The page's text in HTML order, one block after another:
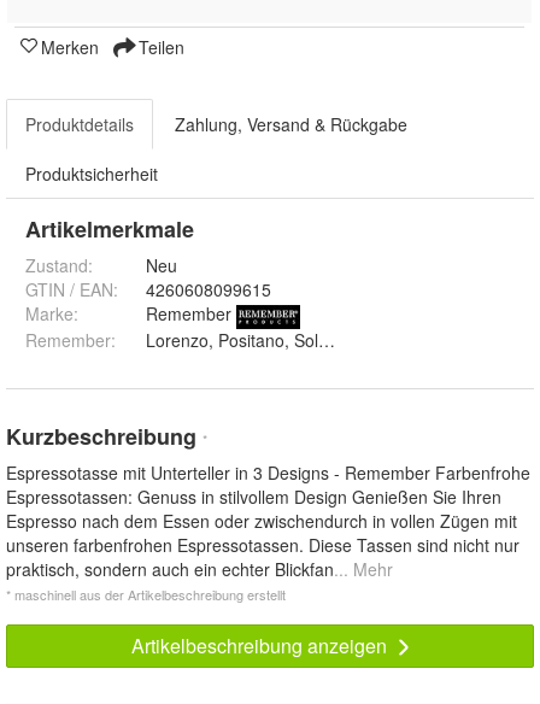
Merken Teilen
Produktdetails Zahlung, Versand & Rückgabe
Produktsicherheit
Artikelmerkmale
Zustand:
Neu
GTIN / EAN:
4260608099615
Marke:
Remember
Remember:
Kurzbeschreibung *
Espressotasse mit Unterteller in 3 Designs - Remember Farbenfrohe
Espressotassen: Genuss in stilvollem Design Genießen Sie Ihren
Espresso nach dem Essen oder zwischendurch in vollen Zügen mit
unseren farbenfrohen Espressotassen. Diese Tassen sind nicht nur
praktisch, sondern auch ein echter Blickfan... Mehr
* maschinell aus der Artikelbeschreibung erstellt
Artikelbeschreibung anzeigen